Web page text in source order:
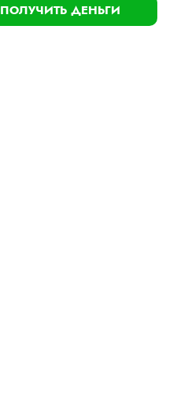
ПОЛУЧИТЬ ДЕНЬГИ